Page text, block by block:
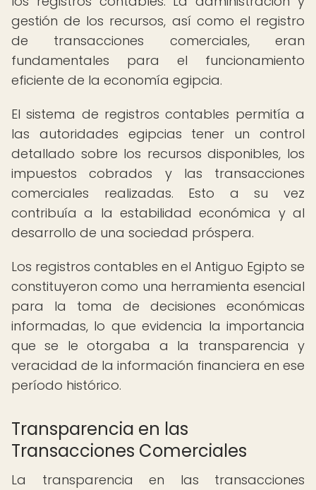
gestión de los recursos, así como el registro
de transacciones comerciales, eran
fundamentales para el funcionamiento
eficiente de la economía egipcia.
El sistema de registros contables permitía a
las autoridades egipcias tener un control
detallado sobre los recursos disponibles, los
impuestos cobrados y las transacciones
comerciales realizadas. Esto a su vez
contribuía a la estabilidad económica y al
desarrollo de una sociedad próspera.
Los registros contables en el Antiguo Egipto se
constituyeron como una herramienta esencial
para la toma de decisiones económicas
informadas, lo que evidencia la importancia
que se le otorgaba a la transparencia y
veracidad de la información financiera en ese
período histórico.
Transparencia en las
Transacciones Comerciales
La transparencia en las transacciones